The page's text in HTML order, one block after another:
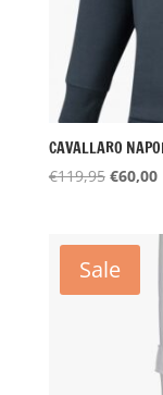
CAVALLARO
€119,95
€119,95.
€60,00
Sale